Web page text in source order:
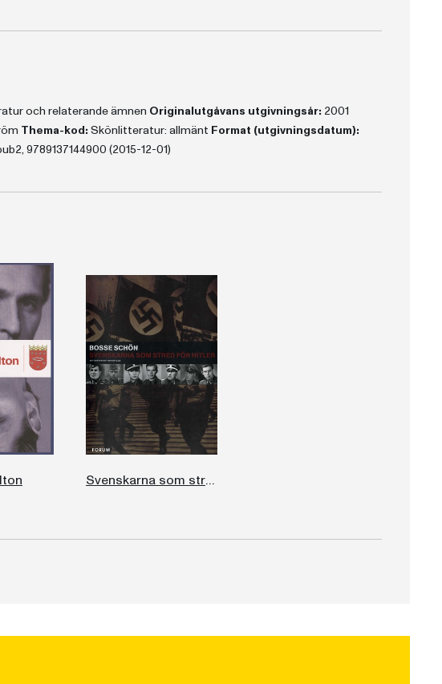
och relaterande ämnen Originalutgåvans utgivningsår: 2001
Thema-kod: Skönlitteratur: allmänt Format (utgivningsdatum):
9789137144900 (2015-12-01)
Svenskarna som stred för Hitler